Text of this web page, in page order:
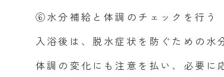
⑥水分補給と体調のチェックを行う
入浴後は、脱水症状を防ぐための水
体調の変化にも注意を払い、必要に